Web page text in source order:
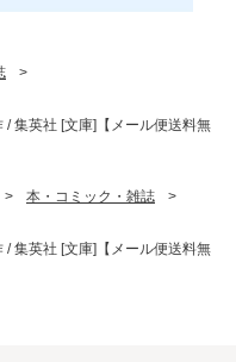
>
/ 集英社 [文庫]【メール便送料無
> 本・コミック・雑誌
>
/ 集英社 [文庫]【メール便送料無